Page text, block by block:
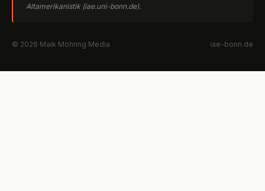
Altamerikanistik (iae.uni-bonn.de).
© 2026 Maik Möhring Media iae-bonn.de